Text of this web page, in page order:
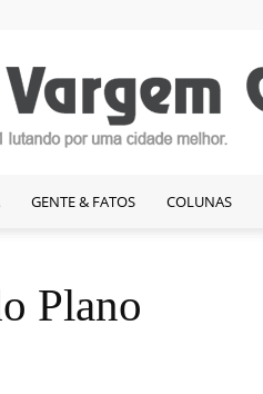
GENTE & FATOS COLUNAS
Plano